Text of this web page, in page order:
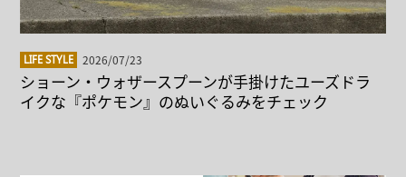
LIFE STYLE 2026/07/23
ショーン・ウォザースプーンが手掛けたユーズドラ
イクな『ポケモン』のぬいぐるみをチェック